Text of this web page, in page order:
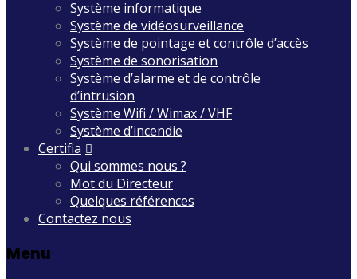
Système informatique
Système de vidéosurveillance
Système de pointage et contrôle d’accès
Système de sonorisation
Système d’alarme et de contrôle
d’intrusion
Système Wifi / Wimax / VHF
Système d’incendie
Certifia
Qui sommes nous ?
Mot du Directeur
Quelques références
Contactez nous
Menu
Translate